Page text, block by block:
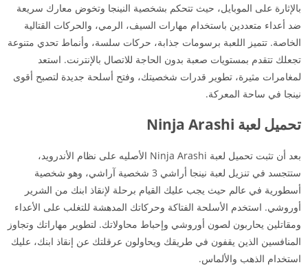
بالإثارة على الموبايل، حيث تتحكم بشخصية النينجا وتخوض معارك سريعة
ضد أعداء متعددين باستخدام مهارات السيف، الرمي، والحركات القتالية
الخاصة. تتميز اللعبة برسومات جذابة، حركات سلسة، وأنماط تحدي متنوعة
تجعلك تتقدم بمستويات صعبة بدون الحاجة للاتصال بالإنترنت. استعد
لمغامرات مثيرة، تطوير قدرات شخصيتك، وفتح أسلحة جديدة لتصبح أقوى
نينجا في ساحة المعركة.
تحميل لعبة Ninja Arashi
بعد أن تثبت تحميل لعبة Ninja Arashi الأصليه على نظام الأندرويد،
ستتجسد في تنزيل لعبة نينجا أراشي 3 شخصية آراشي، وهو شخصية
أسطورية في عالم حيث يجب عليك القيام برحلة لإنقاذ ابنك من الشرير
أوروشي. استخدم الأسلحة الفتاكة وحركاتك المدهشة للتغلب على الأعداء
ومقاتلين يحاربون لصون أوروشي وإحباط محاولاتك. لتطوير مهاراتك وتجاوز
المنافسين الذين يقفون في طريقك ويحاولون عرقلتك عن إنقاذ ابنك، عليك
استخدام الذهب والألماس.